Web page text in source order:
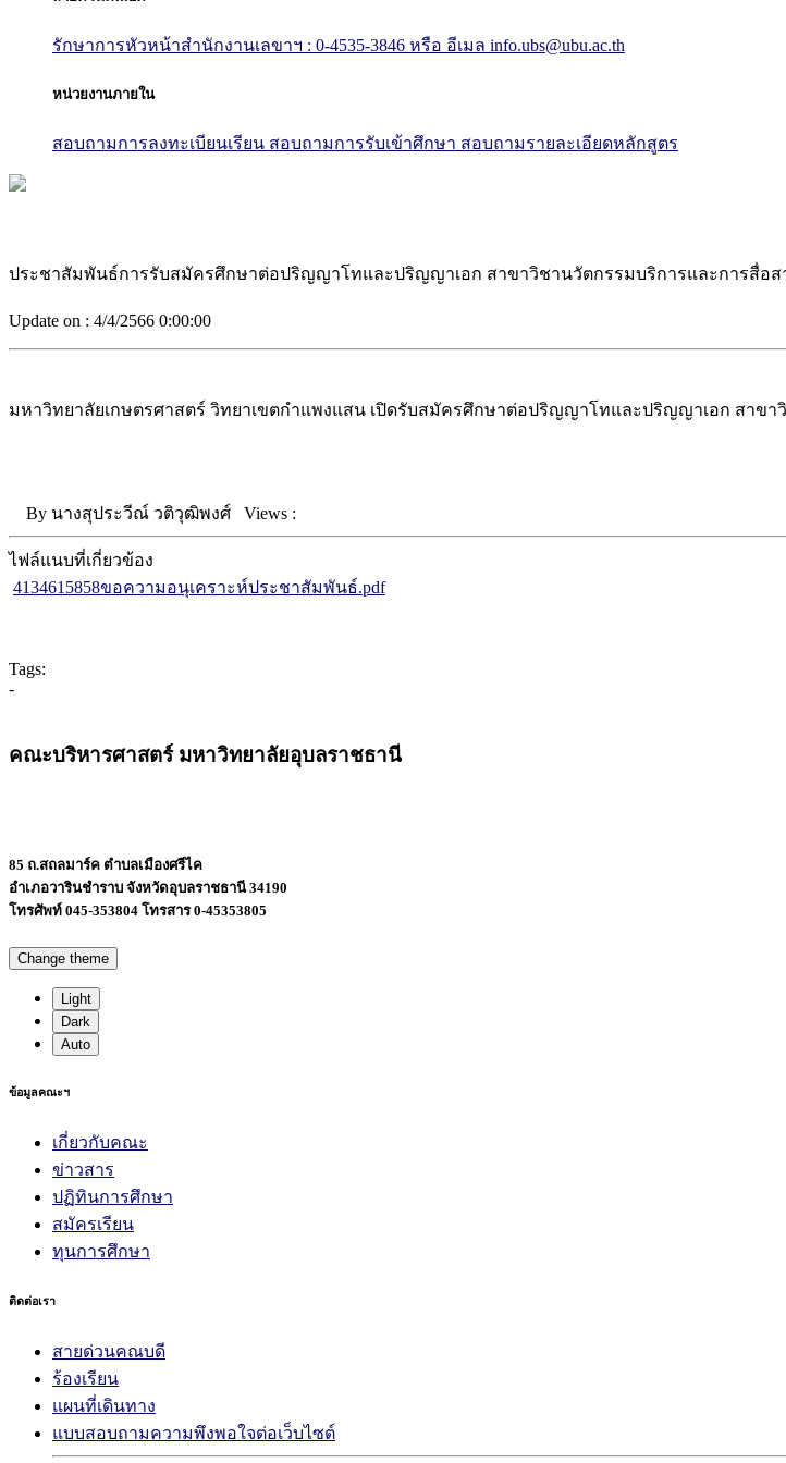
รักษาการหัวหน้าสำนักงานเลขาฯ : 0-4535-3846 หรือ อีเมล info.ubs@ubu.ac.th
หน่วยงานภายใน
สอบถามการลงทะเบียนเรียน สอบถามการรับเข้าศึกษา สอบถามรายละเอียดหลักสูตร
ประชาสัมพันธ์การรับสมัครศึกษาต่อปริญญาโทและปริญญาเอก สาขาวิชานวัตกรรมบริการและการสื่อส
Update on : 4/4/2566 0:00:00
มหาวิทยาลัยเกษตรศาสตร์ วิทยาเขตกำแพงแสน เปิดรับสมัครศึกษาต่อปริญญาโทและปริญญาเอก สาข
By นางสุประวีณ์ วติวุฒิพงศ์ Views :
ไฟล์แนบที่เกี่ยวข้อง
4134615858ขอความอนุเคราะห์ประชาสัมพันธ์.pdf
Tags:
-
คณะบริหารศาสตร์ มหาวิทยาลัยอุบลราชธานี
85 ถ.สถลมาร์ค ตำบลเมืองศรีไค
อำเภอวารินชำราบ จังหวัดอุบลราชธานี 34190
โทรศัพท์ 045-353804 โทรสาร 0-45353805
Change theme
Light
Dark
Auto
ข้อมูลคณะฯ
เกี่ยวกับคณะ
ข่าวสาร
ปฏิทินการศึกษา
สมัครเรียน
ทุนการศึกษา
ติดต่อเรา
สายด่วนคณบดี
ร้องเรียน
แผนที่เดินทาง
แบบสอบถามความพึงพอใจต่อเว็บไซต์